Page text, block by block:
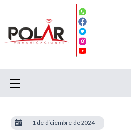
1 de diciembre de 2024